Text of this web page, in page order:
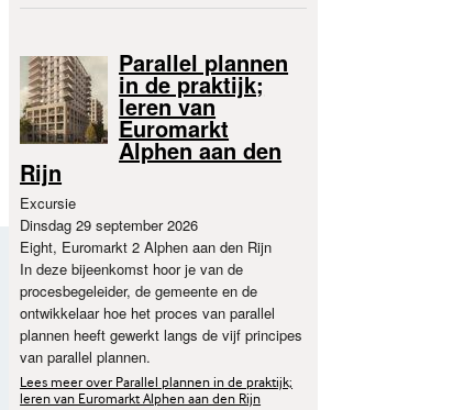
Parallel plannen
in de praktijk;
leren van
Euromarkt
Alphen aan den
Rijn
Excursie
Dinsdag 29 september 2026
Eight, Euromarkt 2 Alphen aan den Rijn
In deze bijeenkomst hoor je van de
procesbegeleider, de gemeente en de
ontwikkelaar hoe het proces van parallel
plannen heeft gewerkt langs de vijf principes
van parallel plannen.
Lees meer over Parallel plannen in de praktijk;
leren van Euromarkt Alphen aan den Rijn